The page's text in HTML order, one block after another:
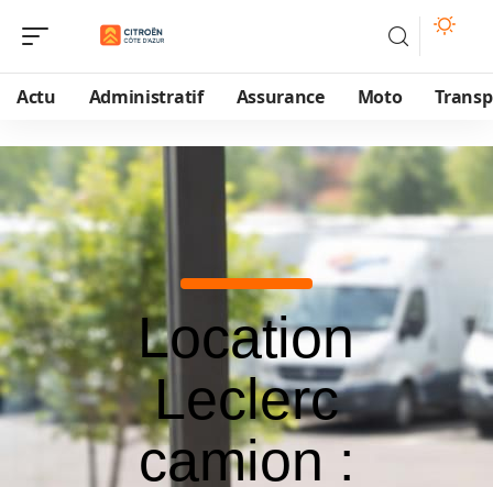
Actu Administratif Assurance Moto
Location
Leclerc
camion :